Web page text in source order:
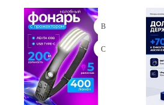
Красный
Рисунок
Синий
Фиолетовый
Фонарь